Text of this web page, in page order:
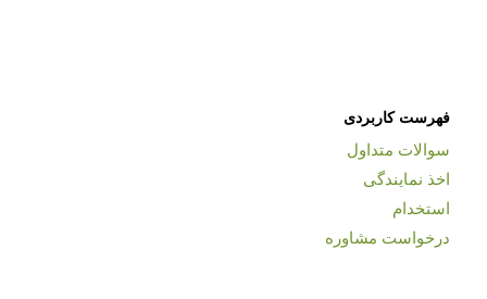
فهرست کاربردی
سوالات متداول
اخذ نمایندگی
استخدام
درخواست مشاوره